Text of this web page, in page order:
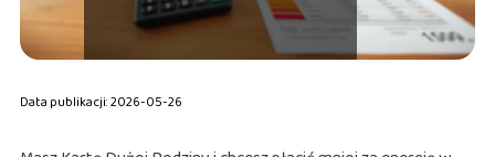
Data publikacji: 2026-05-26